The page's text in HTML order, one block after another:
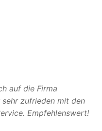
auf die Firma
zufrieden mit den
Empfehlenswert!